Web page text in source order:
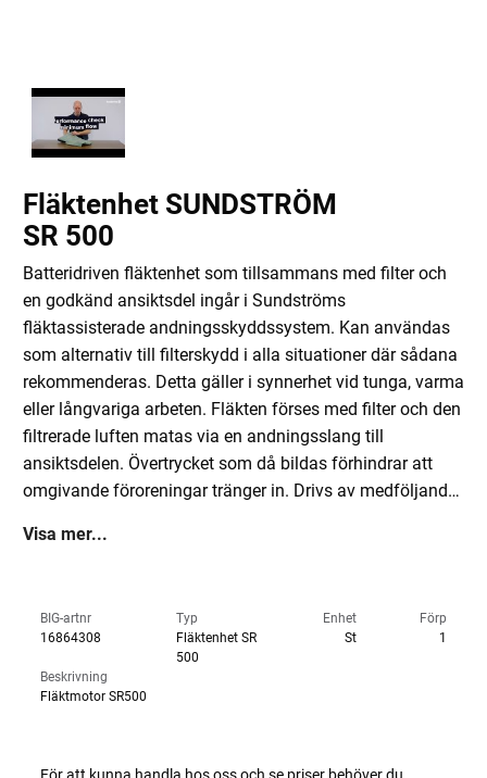
Fläktenhet SUNDSTRÖM
SR 500
Batteridriven fläktenhet som tillsammans med filter och
en godkänd ansiktsdel ingår i Sundströms
fläktassisterade andningsskyddssystem. Kan användas
som alternativ till filterskydd i alla situationer där sådana
rekommenderas. Detta gäller i synnerhet vid tunga, varma
eller långvariga arbeten. Fläkten förses med filter och den
filtrerade luften matas via en andningsslang till
ansiktsdelen. Övertrycket som då bildas förhindrar att
omgivande föroreningar tränger in. Drivs av medföljande
Laddningstid ca 2 h. Utrustas med två
för olika driftsförhållanden. Larm med vibrationer och
ljud-/ljussignaler vid hinder i luftflödet. Automatisk
kontroll av luftflödet med kompensation för lufttryck och
temperatur. Elektronikens inkapslingsskydd är godkänd
Visa mer...
BIG-artnr
16864308
Typ
Fläktenhet SR
500
Enhet
St
Förp
1
Beskrivning
Fläktmotor SR500
För att kunna handla hos oss och se priser behöver du